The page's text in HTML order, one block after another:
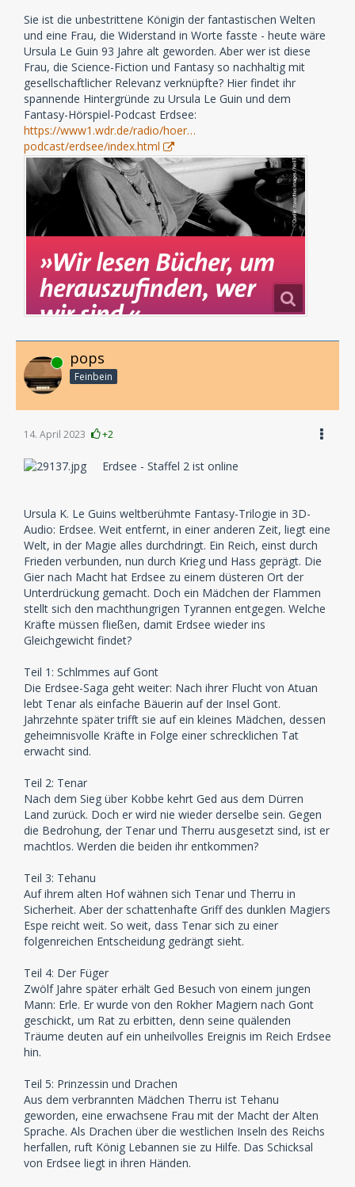
Sie ist die unbestrittene Königin der fantastischen Welten
und eine Frau, die Widerstand in Worte fasste - heute wäre
Ursula Le Guin 93 Jahre alt geworden. Aber wer ist diese
Frau, die Science-Fiction und Fantasy so nachhaltig mit
gesellschaftlicher Relevanz verknüpfte? Hier findet ihr
spannende Hintergründe zu Ursula Le Guin und dem
Fantasy-Hörspiel-Podcast Erdsee:
https://www1.wdr.de/radio/hoer…
podcast/erdsee/index.html
Online pops
Feinbein
14. April 2023 +2
Erdsee - Staffel 2 ist online
Ursula K. Le Guins weltberühmte Fantasy-Trilogie in 3D-
Audio: Erdsee. Weit entfernt, in einer anderen Zeit, liegt eine
Welt, in der Magie alles durchdringt. Ein Reich, einst durch
Frieden verbunden, nun durch Krieg und Hass geprägt. Die
Gier nach Macht hat Erdsee zu einem düsteren Ort der
Unterdrückung gemacht. Doch ein Mädchen der Flammen
stellt sich den machthungrigen Tyrannen entgegen. Welche
Kräfte müssen fließen, damit Erdsee wieder ins
Gleichgewicht findet?
Teil 1: Schlmmes auf Gont
Die Erdsee-Saga geht weiter: Nach ihrer Flucht von Atuan
lebt Tenar als einfache Bäuerin auf der Insel Gont.
Jahrzehnte später trifft sie auf ein kleines Mädchen, dessen
geheimnisvolle Kräfte in Folge einer schrecklichen Tat
erwacht sind.
Teil 2: Tenar
Nach dem Sieg über Kobbe kehrt Ged aus dem Dürren
Land zurück. Doch er wird nie wieder derselbe sein. Gegen
die Bedrohung, der Tenar und Therru ausgesetzt sind, ist er
machtlos. Werden die beiden ihr entkommen?
Teil 3: Tehanu
Auf ihrem alten Hof wähnen sich Tenar und Therru in
Sicherheit. Aber der schattenhafte Griff des dunklen Magiers
Espe reicht weit. So weit, dass Tenar sich zu einer
folgenreichen Entscheidung gedrängt sieht.
Teil 4: Der Füger
Zwölf Jahre später erhält Ged Besuch von einem jungen
Mann: Erle. Er wurde von den Rokher Magiern nach Gont
geschickt, um Rat zu erbitten, denn seine quälenden
Träume deuten auf ein unheilvolles Ereignis im Reich Erdsee
hin.
Teil 5: Prinzessin und Drachen
Aus dem verbrannten Mädchen Therru ist Tehanu
geworden, eine erwachsene Frau mit der Macht der Alten
Sprache. Als Drachen über die westlichen Inseln des Reichs
herfallen, ruft König Lebannen sie zu Hilfe. Das Schicksal
von Erdsee liegt in ihren Händen.